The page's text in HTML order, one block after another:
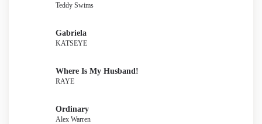
Teddy Swims
Gabriela
KATSEYE
Where Is My Husband!
RAYE
Ordinary
Alex Warren